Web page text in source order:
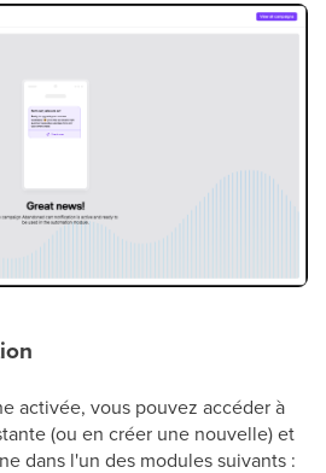
activée, vous pouvez accéder à
(ou en créer une nouvelle) et
dans l'un des modules suivants :